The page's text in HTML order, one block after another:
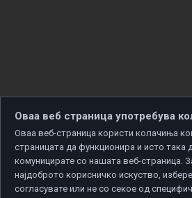
Оваа веб страница употребува
Оваа веб-страница користи колачиња
страницата да функционира и исто така
комуницирате со нашата веб-страница.
најдоброто корисничко искуство,
согласувате или не со секое од